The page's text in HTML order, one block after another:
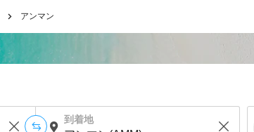
アンマン
到着地